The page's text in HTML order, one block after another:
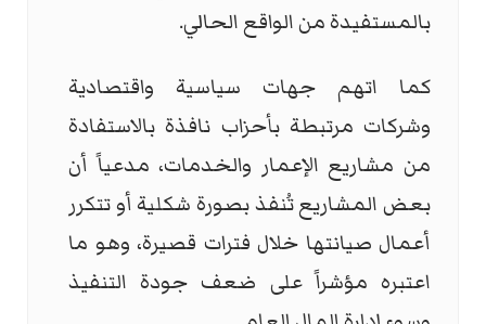
بالمستفيدة من الواقع الحالي.
كما اتهم جهات سياسية واقتصادية
وشركات مرتبطة بأحزاب نافذة بالاستفادة
من مشاريع الإعمار والخدمات، مدعياً أن
بعض المشاريع تُنفذ بصورة شكلية أو تتكرر
أعمال صيانتها خلال فترات قصيرة، وهو ما
اعتبره مؤشراً على ضعف جودة التنفيذ